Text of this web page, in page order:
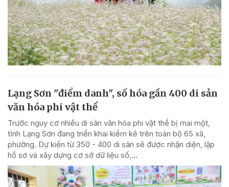
Lạng Sơn "điểm danh", số hóa gần 400 di sản
văn hóa phi vật thể
Trước nguy cơ nhiều di sản văn hóa phi vật thể bị mai một,
tỉnh Lạng Sơn đang triển khai kiểm kê trên toàn bộ 65 xã,
phường. Dự kiến từ 350 - 400 di sản sẽ được nhận diện, lập
hồ sơ và xây dựng cơ sở dữ liệu số,...